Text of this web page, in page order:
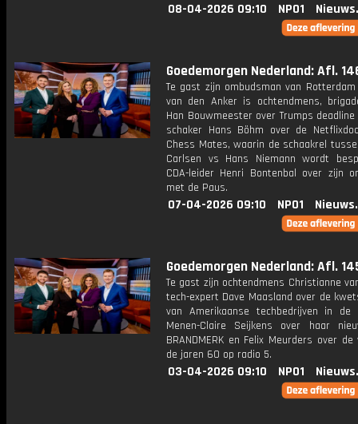
08-04-2026 09:10 NPO1
Goedemorgen Nederland: Afl.
Te gast zijn ombudsman van Rotterdam
van den Anker is ochtendmens,
Han Bouwmeester over Trumps
schaker Hans Böhm over de
Chess Mates, waarin de schaakrel
Carlsen vs Hans Niemann wordt
CDA-leider Henri Bontenbal over zijn
met de Paus.
07-04-2026 09:10 NPO1
Goedemorgen Nederland: Afl.
Te gast zijn ochtendmens Christianne
tech-expert Dave Maasland over de
van Amerikaanse techbedrijven in de
Menen-Claire Seijkens over haar
BRANDMERK en Felix Meurders over
de jaren 60 op radio 5.
03-04-2026 09:10 NPO1